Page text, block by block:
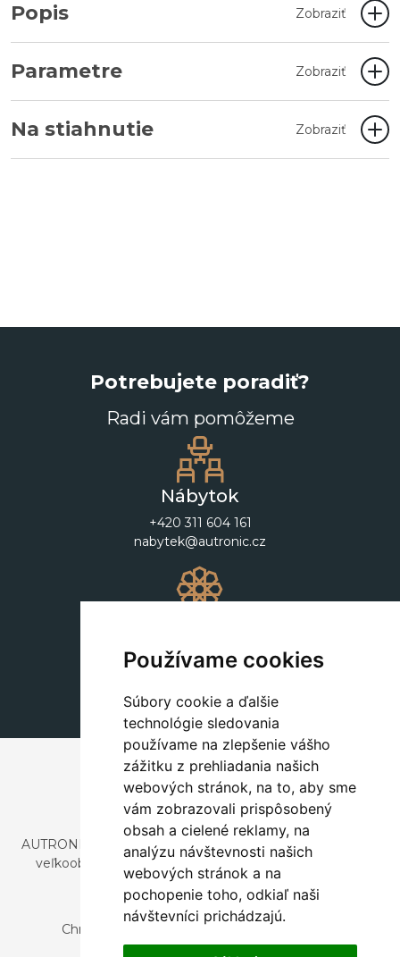
Používame cookies
Súbory cookie a ďalšie
technológie sledovania
používame na zlepšenie vášho
zážitku z prehliadania našich
webových stránok, na to, aby sme
vám zobrazovali prispôsobený
obsah a cielené reklamy, na
analýzu návštevnosti našich
webových stránok a na
pochopenie toho, odkiaľ naši
návštevníci prichádzajú.
Popis Zobraziť
Parametre Zobraziť
Na stiahnutie Zobraziť
Potrebujete poradiť?
Radi vám pomôžeme
Nábytok
+420 311 604 161
nabytek@autronic.cz
+420 311 604 182
dekorace@autronic.cz
AUTRONIC, s.r.o. je spoločnosť zaoberajúca sa dovozom a
veľkoobchodným predajom dizajnového aj štýlového
nábytku a dekorácií.
Česká republika
Chrustenice 270, 267 12 Loděnice u Berouna